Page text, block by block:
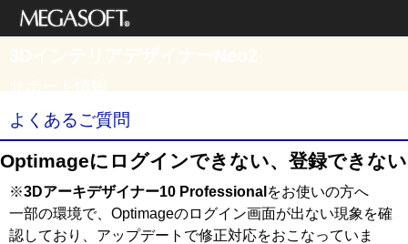
よくあるご質問
Optimageにログインできない、登録できない
※3Dアーキデザイナー10 Professional をお使いの方へ
一部の環境で、Optimageのログイン画面が出ない現象を確
認しており、アップデートで修正対応をおこなっていま